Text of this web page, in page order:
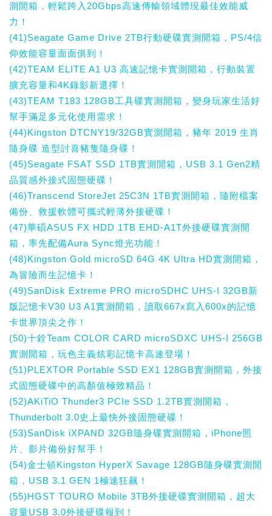
測開箱，輕鬆跨入20Gbps高速傳輸領域體現最佳效能威
力！
(41)Seagate Game Drive 2TB行動硬碟實測開箱，PS/4信
仰效能容量面面俱到！
(42)TEAM ELITE A1 U3 高速記憶卡實測開箱，行動裝置
擴充容量和4K錄影新選擇！
(43)TEAM T183 128GB工具碟實測開箱，變身玩家生活好
幫手滿足多元化使用需求！
(44)Kingston DTCNY19/32GB實測開箱，豬年 2019 生肖
隨身碟 造型討喜豬隻隨身碟！
(45)Seagate FSAT SSD 1TB實測開箱，USB 3.1 Gen2精
品質感外接式固態硬碟！
(46)Transcend StoreJet 25C3N 1TB實測開箱，隨附檔案
備份、救援軟體可攜式輕薄外接硬碟！
(47)華碩ASUS FX HDD 1TB EHD-A1T外接硬碟實測開
箱，率先配備Aura Sync燈光功能！
(48)Kingston Gold microSD 64G 4K Ultra HD實測開箱，
為冒險而生記憶卡！
(49)SanDisk Extreme PRO microSDHC UHS-I 32GB新
版記憶卡V30 U3 A1實測開箱，讀取667x寫入600x的記憶
卡世界頂尖之作！
(50)十銓Team COLOR CARD microSDXC UHS-I 256GB
實測開箱，玩色主義炫彩記憶卡高速登場！
(51)PLEXTOR Portable SSD EX1 128GB實測開箱，外接
式固態硬碟中的高顏值極致精品！
(52)AKiTiO Thunder3 PCIe SSD 1.2TB實測開箱，
Thunderbolt 3.0史上最快外接固態硬碟！
(53)SanDisk iXPAND 32GB隨身碟實測開箱，iPhone照
片、影片備份好幫手！
(54)金士頓Kingston HyperX Savage 128GB隨身碟實測開
箱，USB 3.1 GEN 1極速狂飆！
(55)HGST TOURO Mobile 3TB外接硬碟實測開箱，超大
容量USB 3.0外接硬碟報到！